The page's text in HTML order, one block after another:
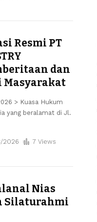
Resmi PT
dan
Masyarakat
> Kuasa Hukum
yang beralamat di Jl.
2026 7 Views
Nias
Silaturahmi